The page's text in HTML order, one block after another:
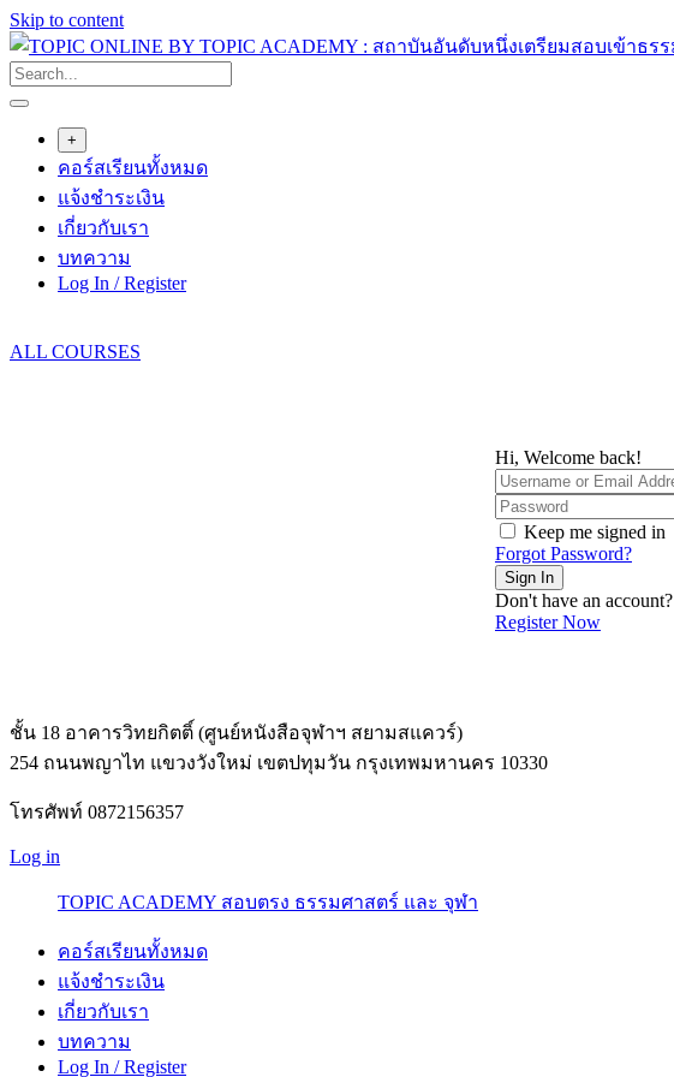
Skip to content
+
คอร์สเรียนทั้งหมด
แจ้งชำระเงิน
เกี่ยวกับเรา
บทความ
Log In / Register
ALL COURSES
Hi, Welcome back!
Keep me signed in
Forgot Password?
Sign In
Don't have an account?
Register Now
ชั้น 18 อาคารวิทยกิตติ์ (ศูนย์หนังสือจุฬาฯ สยามสแควร์)
254 ถนนพญาไท แขวงวังใหม่ เขตปทุมวัน กรุงเทพมหานคร 10330
โทรศัพท์ 0872156357
Log in
TOPIC ACADEMY สอบตรง ธรรมศาสตร์ และ จุฬา
คอร์สเรียนทั้งหมด
แจ้งชำระเงิน
เกี่ยวกับเรา
บทความ
Log In / Register